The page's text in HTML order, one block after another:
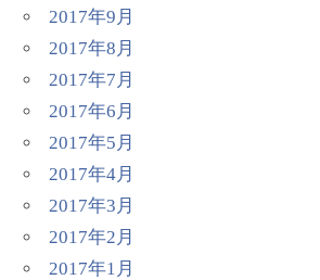
2017年9月
2017年8月
2017年7月
2017年6月
2017年5月
2017年4月
2017年3月
2017年2月
2017年1月